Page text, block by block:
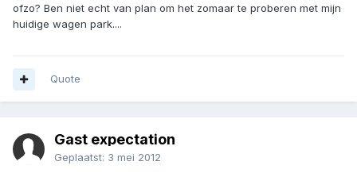
ofzo? Ben niet echt van plan om het zomaar te proberen met mijn
huidige wagen park....
Quote
Gast expectation
Geplaatst: 3 mei 2012